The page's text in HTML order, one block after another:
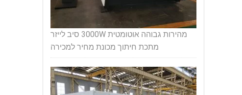
מהירות גבוהה אוטומטית 3000W סיב לייזר
מתכת חיתוך מכונת מחיר למכירה